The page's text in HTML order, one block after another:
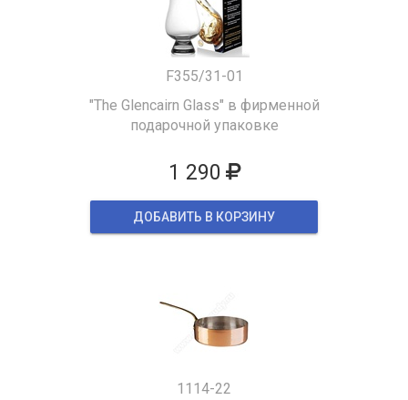
F355/31-01
"The Glencairn Glass" в фирменной
подарочной упаковке
1 290
ДОБАВИТЬ В КОРЗИНУ
1114-22